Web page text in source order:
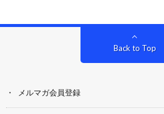
Back to Top
メルマガ会員登録